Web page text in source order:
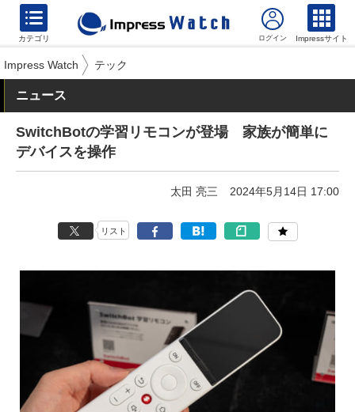
カテゴリ Impressサイト
Impress Watch テック
ニュース
SwitchBotの学習リモコンが登場 家族が簡単に
デバイスを操作
太田 亮三 2024年5月14日 17:00
リスト